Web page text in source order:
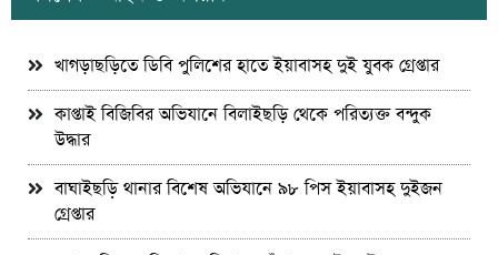
খাগড়াছড়িতে ডিবি পুলিশের হাতে ইয়াবাসহ দুই যুবক গ্রেপ্তার
কাপ্তাই বিজিবির অভিযানে বিলাইছড়ি থেকে পরিত্যক্ত বন্দুক
উদ্ধার
বাঘাইছড়ি থানার বিশেষ অভিযানে ৯৮ পিস ইয়াবাসহ দুইজন
গ্রেপ্তার